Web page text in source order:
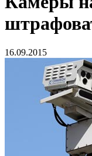
16.09.2015